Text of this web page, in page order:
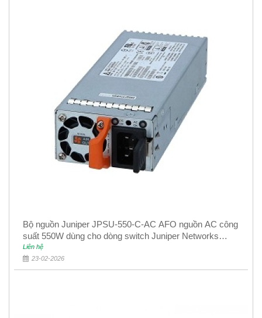
Bộ nguồn Juniper JPSU-550-C-AC AFO nguồn AC công
suất 550W dùng cho dòng switch Juniper Networks
EX4400
Liên hệ
23-02-2026